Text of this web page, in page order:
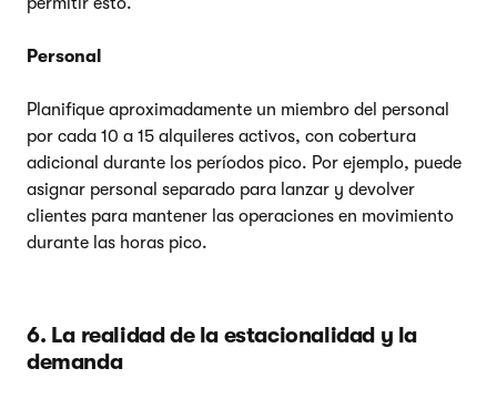
Personal
Planifique aproximadamente un miembro del personal
por cada 10 a 15 alquileres activos, con cobertura
adicional durante los períodos pico. Por ejemplo, puede
asignar personal separado para lanzar y devolver
clientes para mantener las operaciones en movimiento
durante las horas pico.
6. La realidad de la estacionalidad y la
demanda